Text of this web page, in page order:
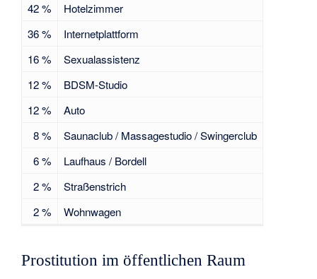
42 %
Hotelzimmer
36 %
Internetplattform
16 %
Sexualassistenz
12 %
BDSM-Studio
12 %
Auto
8 %
Saunaclub / Massagestudio / Swingerclub
6 %
Laufhaus / Bordell
2 %
Straßenstrich
2 %
Wohnwagen
Prostitution im öffentlichen Raum